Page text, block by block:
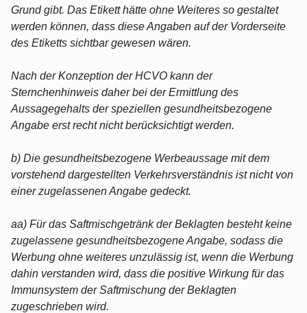
Grund gibt. Das Etikett hätte ohne Weiteres so gestaltet
werden können, dass diese Angaben auf der Vorderseite
des Etiketts sichtbar gewesen wären.
Nach der Konzeption der HCVO kann der
Sternchenhinweis daher bei der Ermittlung des
Aussagegehalts der speziellen gesundheitsbezogene
Angabe erst recht nicht berücksichtigt werden.
b) Die gesundheitsbezogene Werbeaussage mit dem
vorstehend dargestellten Verkehrsverständnis ist nicht von
einer zugelassenen Angabe gedeckt.
aa) Für das Saftmischgetränk der Beklagten besteht keine
zugelassene gesundheitsbezogene Angabe, sodass die
Werbung ohne weiteres unzulässig ist, wenn die Werbung
dahin verstanden wird, dass die positive Wirkung für das
Immunsystem der Saftmischung der Beklagten
zugeschrieben wird.